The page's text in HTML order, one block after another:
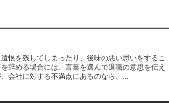
恨を残してしまったり、後味の悪い思いをするこ
辞める場合には、言葉を選んで退職の意思を伝え
会社に対する不満点にあるのなら、...